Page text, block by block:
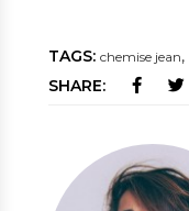
TAGS: chemise jean,
SHARE: